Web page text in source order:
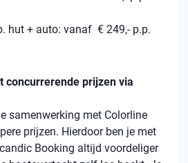
hut + auto: vanaf € 249,- p.p.
concurrerende prijzen via
samenwerking met Colorline
prijzen. Hierdoor ben je met
Booking altijd voordeliger